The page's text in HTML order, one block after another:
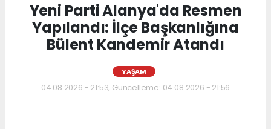
Yeni Parti Alanya'da Resmen
Yapılandı: İlçe Başkanlığına
Bülent Kandemir Atandı
YAŞAM
04.08.2026 - 21:53, Güncelleme: 04.08.2026 - 21:56